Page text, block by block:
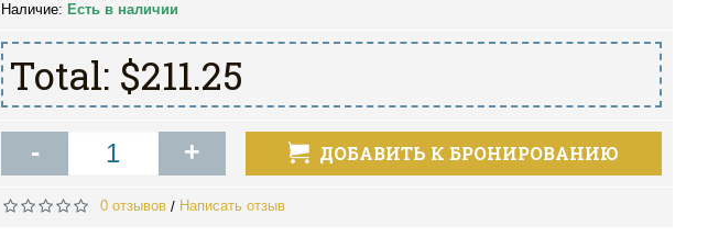
Наличие: Есть в наличии
Total: $211.25
- + ДОБАВИТЬ К БРОНИРОВАНИЮ
0 отзывов / Написать отзыв